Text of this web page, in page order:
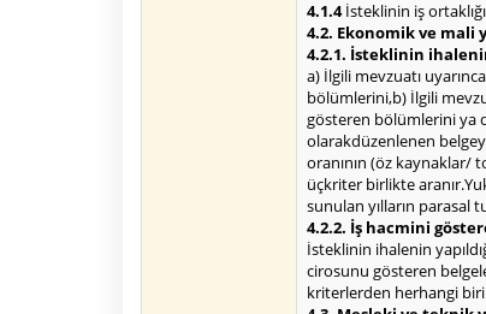
4.1.4İsteklinin iş
4.2. Ekonomik ve mali
4.2.1. İsteklinin
a) İlgili mevzuatı
bölümlerini,b) İlgili
gösteren bölümlerini ya
olarakdüzenlenen
oranının (öz kaynaklar/
üçkriter birlikte
sunulan yılların parasal
4.2.2. İş hacmini
İsteklinin ihalenin
cirosunu gösteren
kriterlerden herhangi